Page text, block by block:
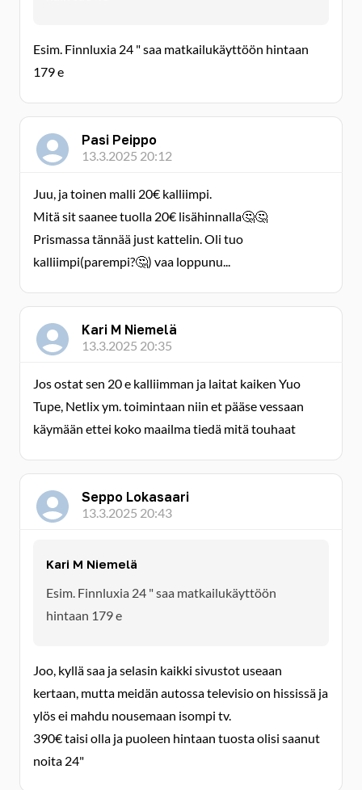
Esim. Finnluxia 24 " saa matkailukäyttöön hintaan
179 e
Pasi Peippo
13.3.2025 20:12
Juu, ja toinen malli 20€ kalliimpi.
Mitä sit saanee tuolla 20€ lisähinnalla🤔🤔
Prismassa tännää just kattelin. Oli tuo
kalliimpi(parempi?🤔) vaa loppunu...
Kari M Niemelä
13.3.2025 20:35
Jos ostat sen 20 e kalliimman ja laitat kaiken Yuo
Tupe, Netlix ym. toimintaan niin et pääse vessaan
käymään ettei koko maailma tiedä mitä touhaat
Seppo Lokasaari
13.3.2025 20:43
Kari M Niemelä
Esim. Finnluxia 24 " saa matkailukäyttöön
hintaan 179 e
Joo, kyllä saa ja selasin kaikki sivustot useaan
kertaan, mutta meidän autossa televisio on hississä ja
ylös ei mahdu nousemaan isompi tv.
390€ taisi olla ja puoleen hintaan tuosta olisi saanut
noita 24"